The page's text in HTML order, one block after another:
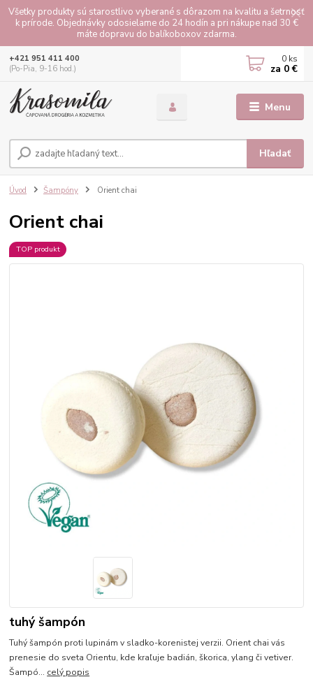
Všetky produkty sú starostlivo vyberané s dôrazom na kvalitu a šetrnosť
k prírode. Objednávky odosielame do 24 hodín a pri nákupe nad 30 €
máte dopravu do balíkoboxov zdarma.
Menu
Hľadať
+421 951 411 400
(Po-Pia, 9-16 hod.)
0 ks
za 0 €
Úvod Šampóny Orient chai
Orient chai
TOP produkt
tuhý šampón
Tuhý šampón proti lupinám v sladko-korenistej verzii. Orient chai vás
prenesie do sveta Orientu, kde kraľuje badián, škorica, ylang či vetiver.
Šampó... celý popis